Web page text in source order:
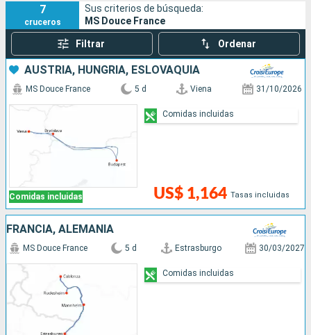
7
cruceros
Sus criterios de búsqueda:
MS Douce France
Filtrar Ordenar
AUSTRIA, HUNGRÍA, ESLOVAQUIA
Comidas incluidas
MS Douce France 5 d Viena 31/10/2026
US$ 1,164 Tasas incluidas
Comidas incluidas
FRANCIA, ALEMANIA
MS Douce France 5 d Estrasburgo 30/03/2027
Comidas incluidas